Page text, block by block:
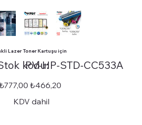
Lazer Toner Kartuşu için
kodu:
kodu:
STD-
CC533A
PV-HP-STD-CC533A
Orijinal
fiyat
₺777,00 İndirimli
fiyat
₺466,20
KDV dahil